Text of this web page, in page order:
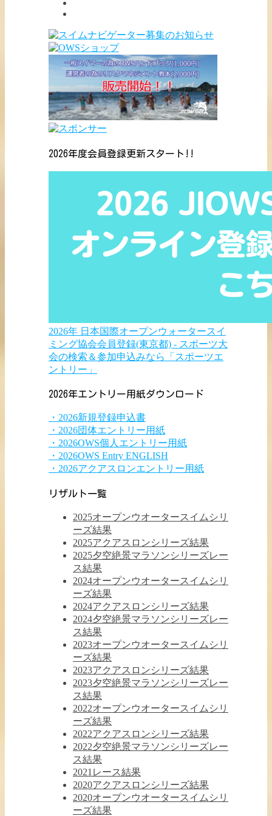
2026年度会員登録更新スタート!!
2026年 日本国際オープンウォータースイ
ミング協会会員登録(東京都) - スポーツ大
会の検索＆参加申込みなら「スポーツエ
ントリー」
2026年エントリー用紙ダウンロード
・2026新規登録申込書
・2026団体エントリー用紙
・2026OWS個人エントリー用紙
・2026OWS Entry ENGLISH
・2026アクアスロンエントリー用紙
リザルト一覧
2025オープンウオータースイムシリ
ーズ結果
2025アクアスロンシリーズ結果
2025夕空絶景マラソンシリーズレー
ス結果
2024オープンウオータースイムシリ
ーズ結果
2024アクアスロンシリーズ結果
2024夕空絶景マラソンシリーズレー
ス結果
2023オープンウオータースイムシリ
ーズ結果
2023アクアスロンシリーズ結果
2023夕空絶景マラソンシリーズレー
ス結果
2022オープンウオータースイムシリ
ーズ結果
2022アクアスロンシリーズ結果
2022夕空絶景マラソンシリーズレー
ス結果
2021レース結果
2020アクアスロンシリーズ結果
2020オープンウオータースイムシリ
ーズ結果